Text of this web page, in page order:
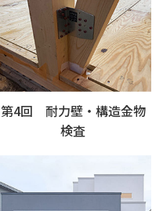
第4回 耐力壁・構造金物
検査